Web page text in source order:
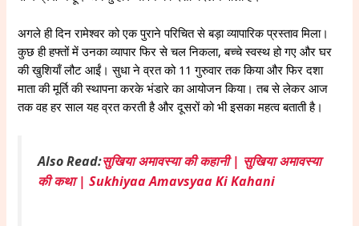
अगले ही दिन रामेश्वर को एक पुराने परिचित से बड़ा व्यापारिक प्रस्ताव मिला।
कुछ ही हफ्तों में उनका व्यापार फिर से चल निकला, बच्चे स्वस्थ हो गए और घर
की खुशियाँ लौट आईं। सुधा ने व्रत को 11 गुरुवार तक किया और फिर दशा
माता की मूर्ति की स्थापना करके भंडारे का आयोजन किया। तब से लेकर आज
तक वह हर साल यह व्रत करती है और दूसरों को भी इसका महत्व बताती है।
Also Read:सुखिया अमावस्या की कहानी | सुखिया अमावस्या
की कथा | Sukhiyaa Amavsyaa Ki Kahani